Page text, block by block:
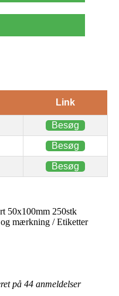
Link
Besøg
Besøg
Besøg
50x100mm 250stk
mærkning / Etiketter
på 44 anmeldelser